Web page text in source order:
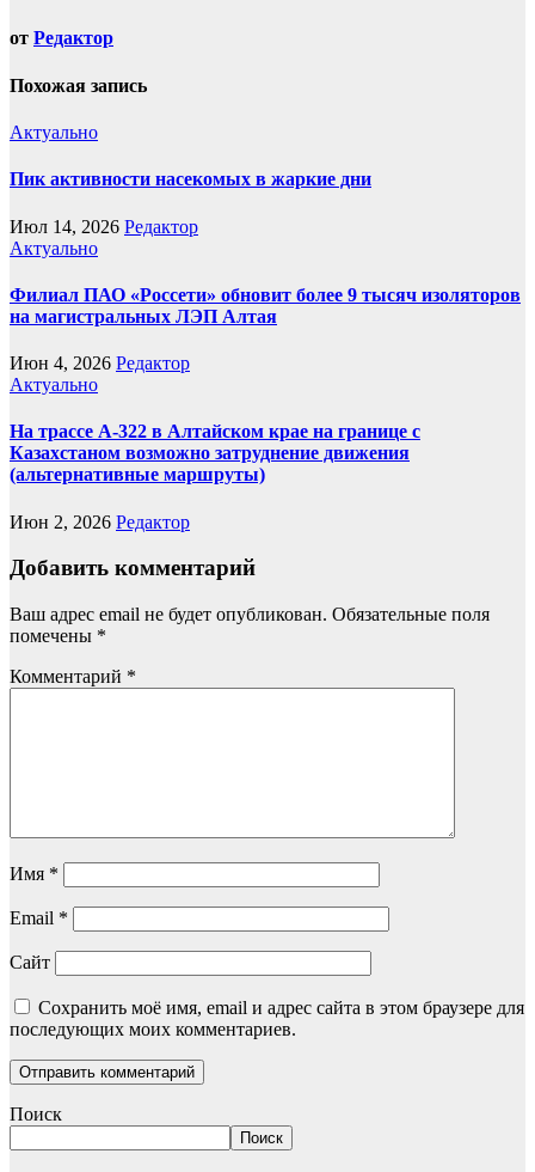
от Редактор
Похожая запись
Актуально
Пик активности насекомых в жаркие дни
Июл 14, 2026 Редактор
Актуально
Филиал ПАО «Россети» обновит более 9 тысяч изоляторов
на магистральных ЛЭП Алтая
Июн 4, 2026 Редактор
Актуально
На трассе А-322 в Алтайском крае на границе с
Казахстаном возможно затруднение движения
(альтернативные маршруты)
Июн 2, 2026 Редактор
Добавить комментарий
Ваш адрес email не будет опубликован. Обязательные поля
помечены *
Комментарий *
Имя *
Email *
Сайт
Сохранить моё имя, email и адрес сайта в этом браузере для
последующих моих комментариев.
Поиск
Поиск